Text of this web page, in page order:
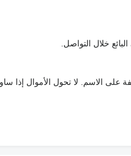
خلال التواصل.
على الاسم. لا تحول الأموال